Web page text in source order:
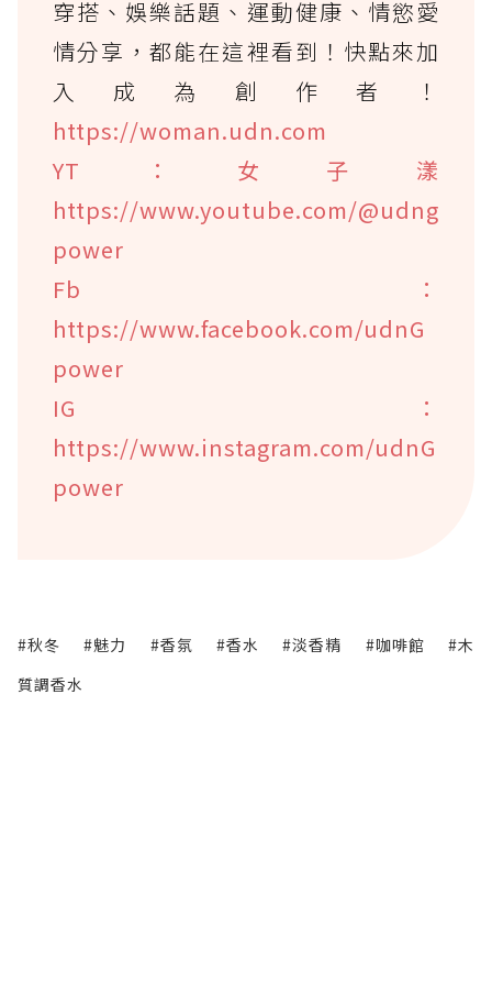
穿搭、娛樂話題、運動健康、情慾愛
情分享，都能在這裡看到！快點來加
入成為創作者！
https://woman.udn.com
YT：女子漾
https://www.youtube.com/@udng
power
Fb：
https://www.facebook.com/udnG
power
IG：
https://www.instagram.com/udnG
power
#秋冬 #魅力 #香氛 #香水 #淡香精 #咖啡館
#木
質調香水